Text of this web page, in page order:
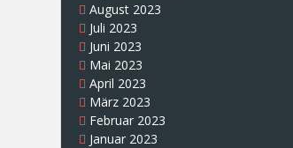
August 2023
Juli 2023
Juni 2023
Mai 2023
April 2023
März 2023
Februar 2023
Januar 2023